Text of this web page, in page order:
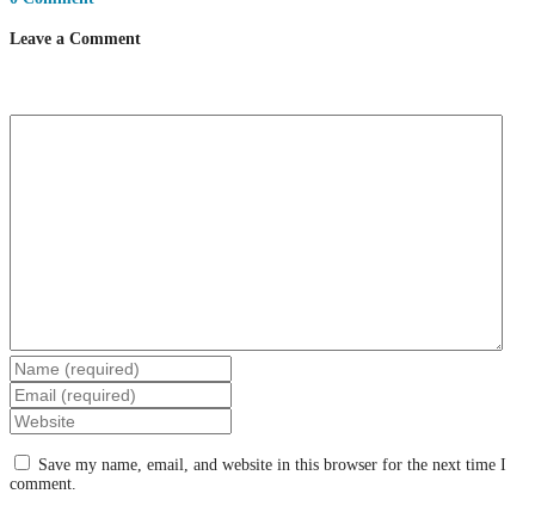
Leave a Comment
Save my name, email, and website in this browser for the next time I
comment.